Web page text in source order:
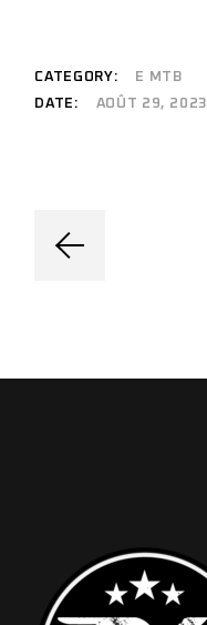
CATEGORY:
E MTB
DATE:
AOÛT 29, 2023